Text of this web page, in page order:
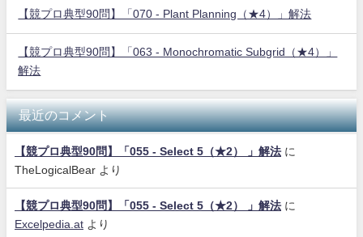
【競プロ典型90問】「070 - Plant Planning（★4）」解法
【競プロ典型90問】「063 - Monochromatic Subgrid（★4）」
解法
最近のコメント
【競プロ典型90問】「055 - Select 5（★2） 」解法 に
TheLogicalBear より
【競プロ典型90問】「055 - Select 5（★2） 」解法 に
Excelpedia.at より